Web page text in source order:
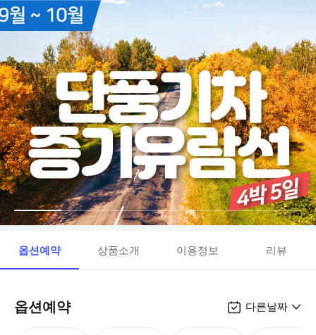
옵션예약 상품소개 이용정보 리뷰
옵션예약 다른날짜